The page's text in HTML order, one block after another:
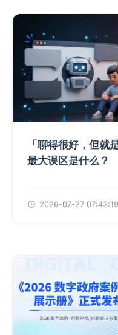
「聊得很好，但就
最大误区是什么？
2026-07-27 07:43:19